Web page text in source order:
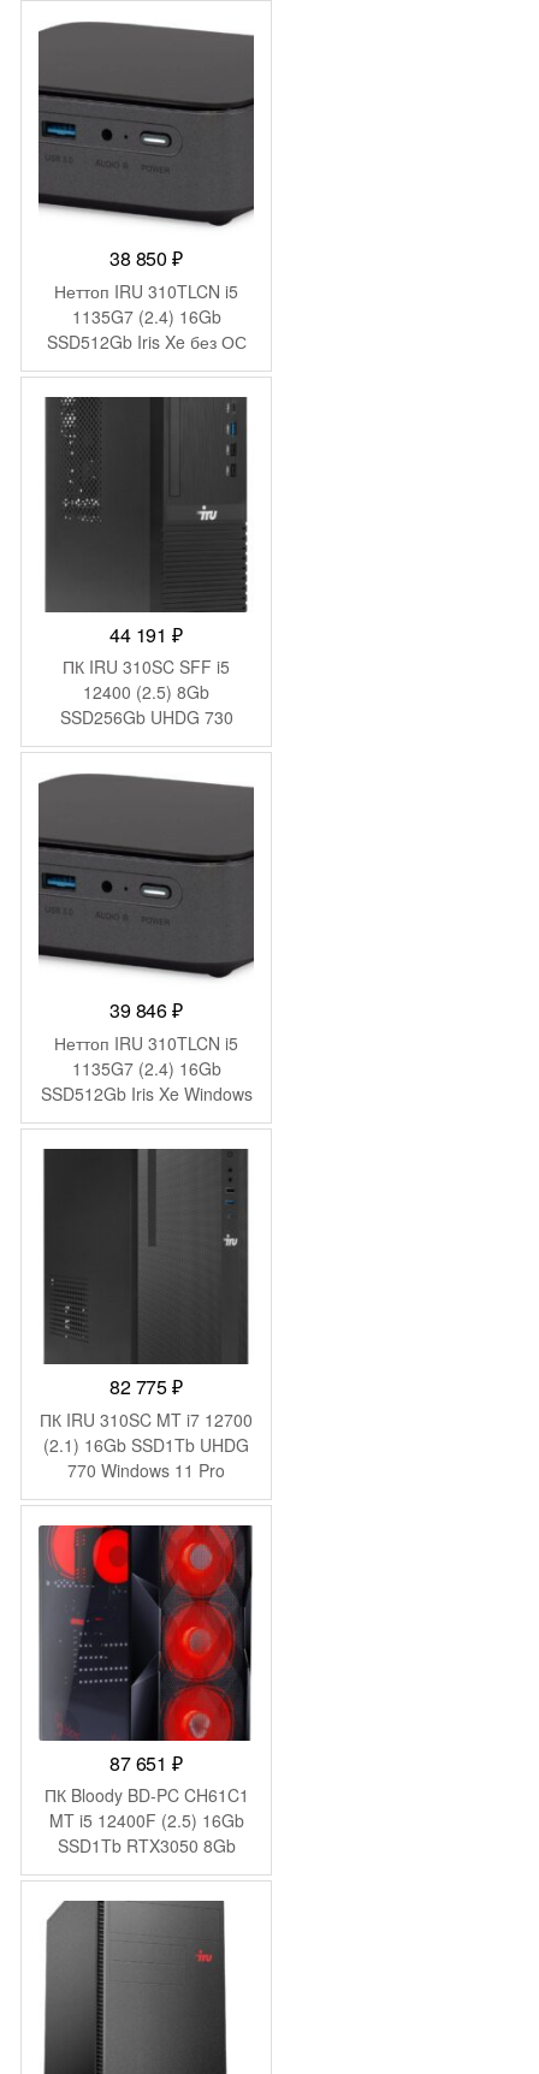
200W черный (1969056)
38 850₽
Неттоп IRU 310TLCN i5
1135G7 (2.4) 16Gb
SSD512Gb Iris Xe без ОС
GbitEth WiFi BT черный
(1975175)
44 191₽
ПК IRU 310SC SFF i5
12400 (2.5) 8Gb
SSD256Gb UHDG 730
Windows 11 Pro GbitEth
200W черный (1969067)
39 846₽
Неттоп IRU 310TLCN i5
1135G7 (2.4) 16Gb
SSD512Gb Iris Xe Windows
11 Pro GbitEth WiFi BT
черный (1975176)
82 775₽
ПК IRU 310SC MT i7 12700
(2.1) 16Gb SSD1Tb UHDG
770 Windows 11 Pro
GbitEth 200W черный
(1969074)
87 651₽
ПК Bloody BD-PC CH61C1
MT i5 12400F (2.5) 16Gb
SSD1Tb RTX3050 8Gb
Windows 11 Home 64
GbitEth 500W черный